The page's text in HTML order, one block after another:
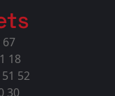
67
18
52
30